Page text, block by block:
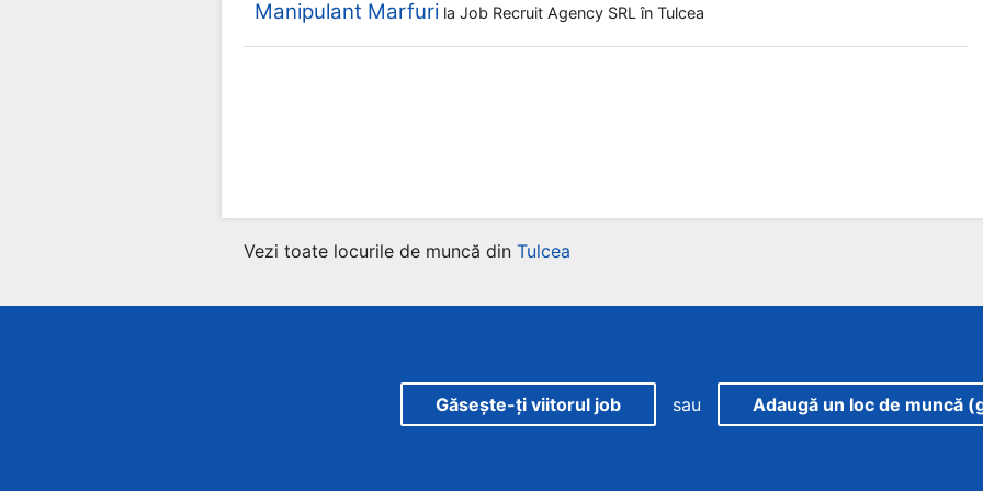
Manipulant Marfuri la Job Recruit Agency SRL în Tulcea
Vezi toate locurile de muncă din Tulcea
Găsește-ți viitorul job sau Adaugă un loc de muncă